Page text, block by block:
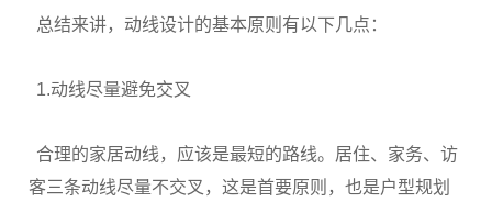
总结来讲，动线设计的基本原则有以下几点：
1.动线尽量避免交叉
合理的家居动线，应该是最短的路线。居住、家务、访
客三条动线尽量不交叉，这是首要原则，也是户型规划